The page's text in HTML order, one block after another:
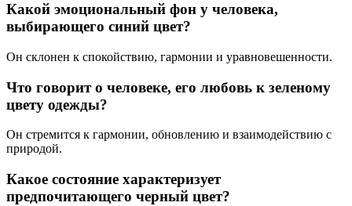
Какой эмоциональный фон у человека,
выбирающего синий цвет?
Он склонен к спокойствию, гармонии и уравновешенности.
Что говорит о человеке, его любовь к зеленому
цвету одежды?
Он стремится к гармонии, обновлению и взаимодействию с
природой.
Какое состояние характеризует
предпочитающего черный цвет?